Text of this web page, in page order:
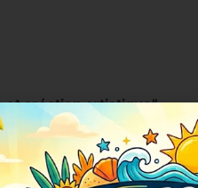
et création artistique”
Gymnastique Rythmique et
l’expression corporelle.
classique comme les